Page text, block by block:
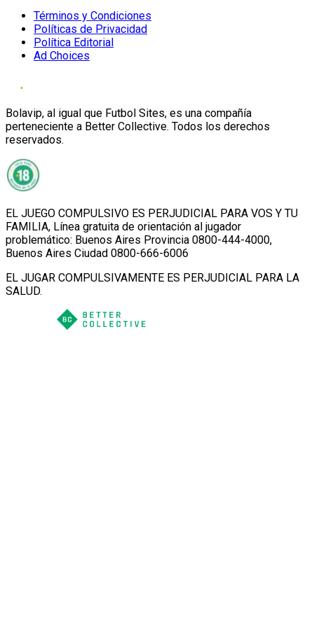
Términos y Condiciones
Políticas de Privacidad
Política Editorial
Ad Choices
Bolavip, al igual que Futbol Sites, es una compañía
perteneciente a Better Collective. Todos los derechos
reservados.
EL JUEGO COMPULSIVO ES PERJUDICIAL PARA VOS Y TU
FAMILIA, Línea gratuita de orientación al jugador
problemático: Buenos Aires Provincia 0800-444-4000,
Buenos Aires Ciudad 0800-666-6006
EL JUGAR COMPULSIVAMENTE ES PERJUDICIAL PARA LA
SALUD.